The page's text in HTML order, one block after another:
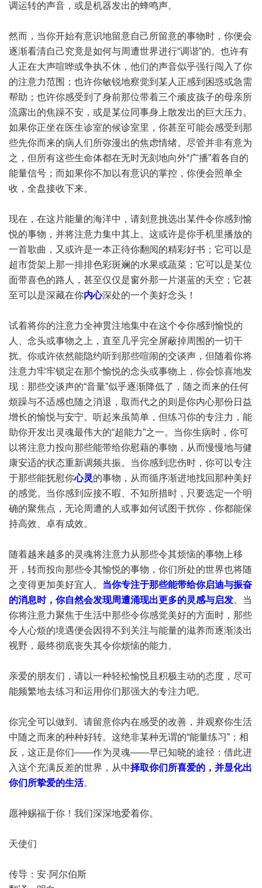
调运转的声音，或是机器发出的蜂鸣声。
然而，当你开始有意识地留意自己所留意的事物时，你便会
逐渐看清自己究竟是如何与周遭世界进行“调谐”的。也许有
人正在大声喧哗或争执不休，他们的声音似乎强行闯入了你
的注意力范围；也许你敏锐地察觉到某人正感到困惑或急需
帮助；也许你感受到了身前那位带着三个顽皮孩子的母亲所
流露出的焦躁不安，或是某位同事身上散发出的巨大压力。
如果你正坐在医生诊室的候诊室里，你甚至可能会感受到那
些先你而来的病人们所弥漫出的焦虑情绪。尽管并非有意为
之，但所有这些生命体都在无时无刻地向外“广播”着各自的
能量信号；而如果你不加以有意识的掌控，你便会照单全
收，全盘接收下来。
现在，在这片能量的海洋中，请刻意挑选出某件令你感到愉
悦的事物，并将注意力集中其上。这或许是你手机里播放的
一首歌曲，又或许是一本正待你翻阅的精彩好书；它可以是
超市货架上那一排排色彩斑斓的水果或蔬菜；它可以是某位
面带喜色的路人，甚至仅仅是窗外那一片湛蓝的天空；它甚
至可以是深藏在你内心深处的一个美好念头！
试着将你的注意力全神贯注地集中在这个令你感到愉悦的
人、念头或事物之上，直至几乎完全屏蔽掉周围的一切干
扰。你或许依然能隐约听到那些喧闹的交谈声，但随着你将
注意力牢牢锁定在那个愉悦的念头或事物上，你会惊喜地发
现：那些交谈声的“音量”似乎逐渐降低了，随之而来的任何
烦躁与不适感也随之消退，取而代之的则是你内心那份日益
增长的愉悦与安宁。听起来虽简单，但练习你的专注力，能
助你开发出灵魂最伟大的“超能力”之一。当你生病时，你可
以将注意力投向那些能带给你慰藉的事物，从而慢慢地与健
康安适的状态重新调频共振。当你感到悲伤时，你可以专注
于那些能抚慰你心灵的事物，从而循序渐进地找回那种美好
的感觉。当你感到应接不暇、不知所措时，只要选定一个明
确的聚焦点，无论周遭的人或事如何试图干扰你，你都能保
持高效、卓有成效。
随着越来越多的灵魂将注意力从那些令其烦恼的事物上移
开，转而投向那些令其愉悦的事物，你们所处的世界也将随
之变得更加美好宜人。 当你专注于那些能带给你启迪与振奋
的消息时，你自然会发现周遭涌现出更多的灵感与启发。当
你将注意力聚焦于生活中那些令你感觉美好的方面时，那些
令人心烦的境遇便会因得不到关注与能量的滋养而逐渐淡出
视野，最终彻底丧失其令你烦恼的能力。
亲爱的朋友们，请以一种轻松愉悦且积极主动的态度，尽可
能频繁地去练习和运用你们那强大的专注力吧。
你完全可以做到。请留意你内在感受的改善，并观察你生活
中随之而来的种种好转。这绝非某种无谓的“能量练习”；相
反，这正是你们——作为灵魂——早已知晓的途径：借此进
入这个充满反差的世界，从中择取你们所喜爱的，并显化出
你们所挚爱的生活。
愿神赐福于你！我们深深地爱着你。
天使们
传导：安·阿尔伯斯